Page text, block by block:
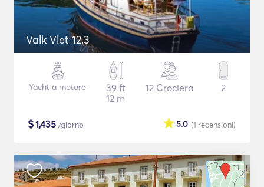
Valk Vlet 12.3
Yacht a motore
39 ft
12 m
12 Crociera 2
$1,435 /giorno (1 recensioni)
5.0